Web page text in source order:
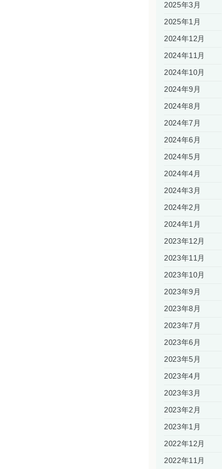
2025年3月
2025年1月
2024年12月
2024年11月
2024年10月
2024年9月
2024年8月
2024年7月
2024年6月
2024年5月
2024年4月
2024年3月
2024年2月
2024年1月
2023年12月
2023年11月
2023年10月
2023年9月
2023年8月
2023年7月
2023年6月
2023年5月
2023年4月
2023年3月
2023年2月
2023年1月
2022年12月
2022年11月